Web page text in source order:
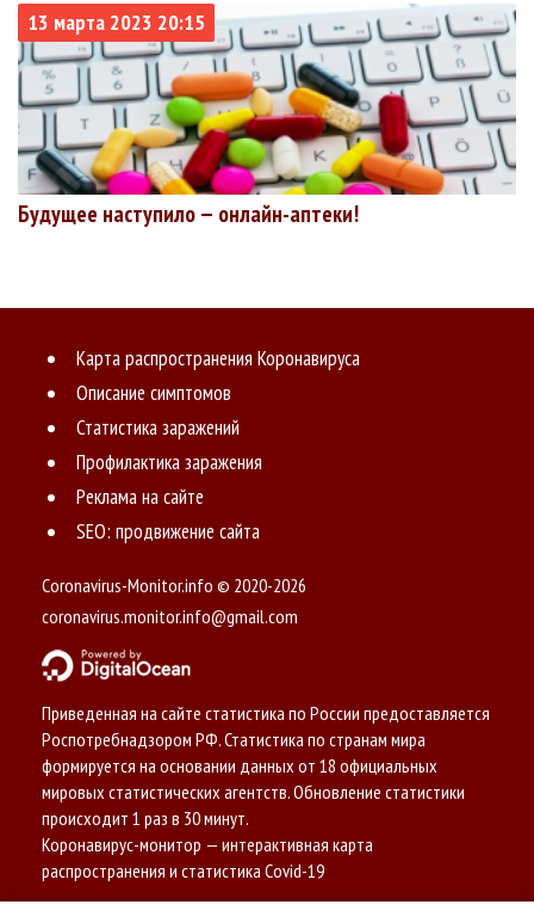
13 марта 2023 20:15
Будущее наступило — онлайн-аптеки!
Карта распространения Коронавируса
Описание симптомов
Статистика заражений
Профилактика заражения
Реклама на сайте
SEO: продвижение сайта
Coronavirus-Monitor.info © 2020-2026
coronavirus.monitor.info@gmail.com
Приведенная на сайте статистика по России предоставляется
Роспотребнадзором РФ. Статистика по странам мира
формируется на основании данных от 18 официальных
мировых статистических агентств. Обновление статистики
происходит 1 раз в 30 минут.
Коронавирус-монитор — интерактивная карта
распространения и статистика Covid-19